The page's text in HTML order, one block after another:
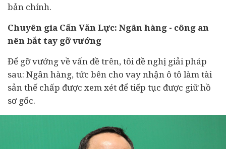
bản chính.
Chuyên gia Cấn Văn Lực: Ngân hàng - công an
nên bắt tay gỡ vướng
Để gỡ vướng về vấn đề trên, tôi đề nghị giải pháp
sau: Ngân hàng, tức bên cho vay nhận ô tô làm tài
sản thế chấp được xem xét để tiếp tục được giữ hồ
sơ gốc.